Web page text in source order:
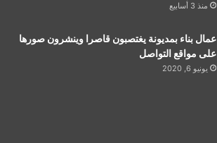
منذ 3 أسابيع
عمال بناء بمديونة يغتصبون قاصرا وينشرون صورها
على مواقع التواصل
يونيو 6, 2020